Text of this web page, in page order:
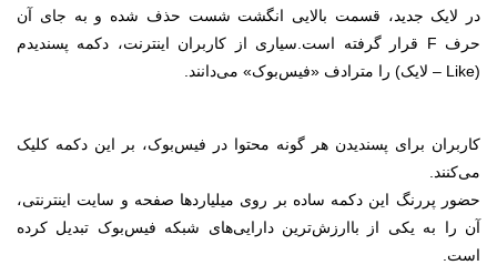
در لایک جدید، قسمت بالایی انگشت شست حذف شده و به جای آن
حرف F قرار گرفته است.
سیاری از کاربران اینترنت، دکمه پسندیدم
(Like – لایک) را مترادف «فیس‌بوک» می‌دانند.
کاربران برای پسندیدن هر گونه محتوا در فیس‌بوک، بر این دکمه کلیک
می‌کنند.
حضور پررنگ این دکمه ساده بر روی میلیاردها صفحه و سایت اینترنتی،
آن را به یکی از باارزش‌ترین دارایی‌های شبکه فیس‌بوک تبدیل کرده
است.